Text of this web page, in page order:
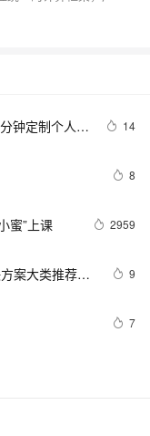
钟定制个人AI
14
8
蜜”上课 2959
案大类推荐品
9
7
十个发展趋势
器人